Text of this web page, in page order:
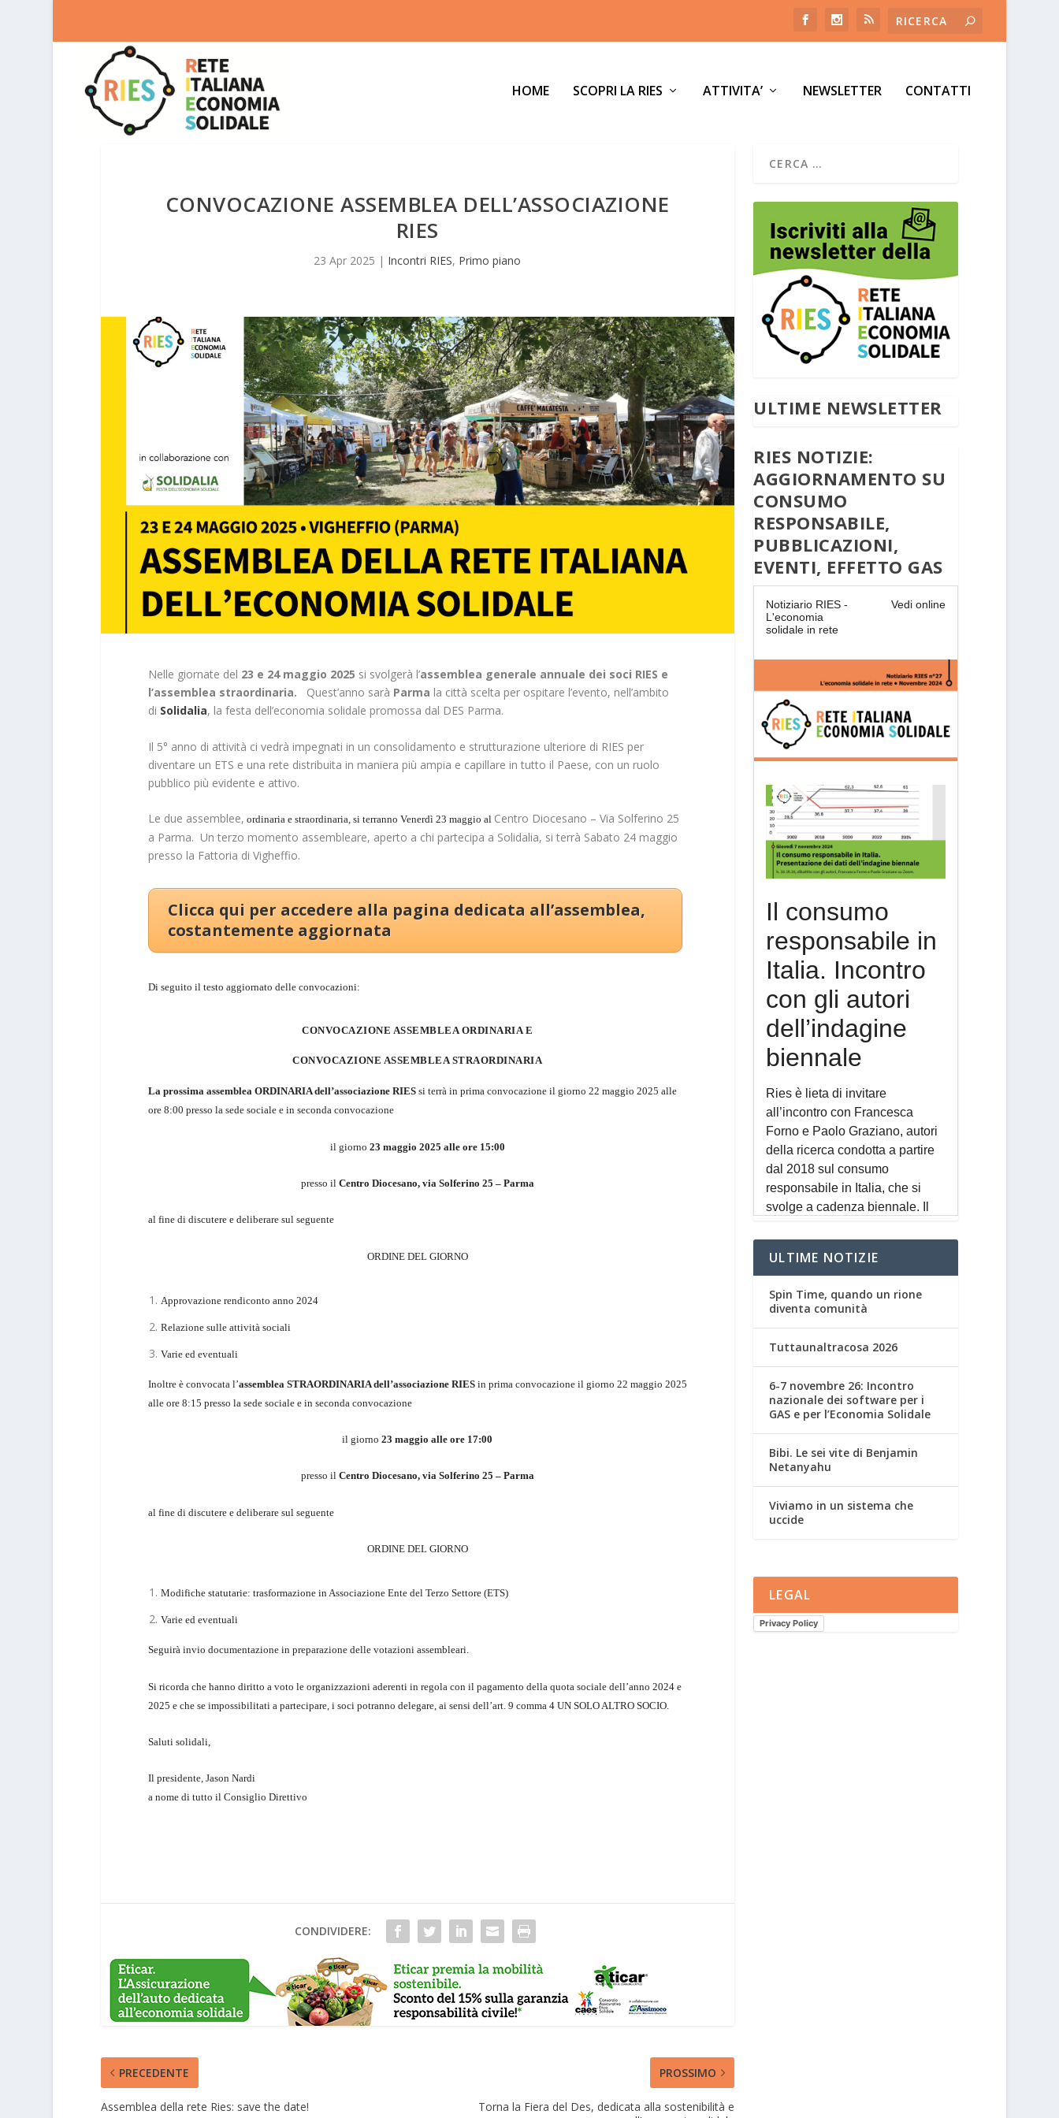
HOME SCOPRI LA RIES ATTIVITA’ NEWSLETTER CONTATTI
CONVOCAZIONE ASSEMBLEA DELL’ASSOCIAZIONE
RIES
23 Apr 2025 | Incontri RIES, Primo piano
Nelle giornate del 23 e 24 maggio 2025 si svolgerà l’assemblea generale annuale dei soci RIES e
l’assemblea straordinaria. Quest’anno sarà Parma la città scelta per ospitare l’evento, nell’ambito
di Solidalia, la festa dell’economia solidale promossa dal DES Parma.
Il 5° anno di attività ci vedrà impegnati in un consolidamento e strutturazione ulteriore di RIES per
diventare un ETS e una rete distribuita in maniera più ampia e capillare in tutto il Paese, con un ruolo
pubblico più evidente e attivo.
Le due assemblee, ordinaria e straordinaria, si terranno Venerdì 23 maggio al Centro Diocesano – Via Solferino 25
a Parma. Un terzo momento assembleare, aperto a chi partecipa a Solidalia, si terrà Sabato 24 maggio
presso la Fattoria di Vigheffio.
Clicca qui per accedere alla pagina dedicata all’assemblea,
costantemente aggiornata
Di seguito il testo aggiornato delle convocazioni:
CONVOCAZIONE ASSEMBLEA ORDINARIA E
CONVOCAZIONE ASSEMBLEA STRAORDINARIA
La prossima assemblea ORDINARIA dell’associazione RIESsi terrà in prima convocazione il giorno 22 maggio 2025 alle
ore 8:00 presso la sede sociale ein seconda convocazione
il giorno 23 maggio 2025 alle ore 15:00
presso il Centro Diocesano, via Solferino 25 – Parma
al fine di discutere e deliberare sul seguente
ORDINE DEL GIORNO
Approvazione rendiconto anno 2024
Relazione sulle attività sociali
Varie ed eventuali
Inoltre è convocata l’assemblea STRAORDINARIA dell’associazione RIES in prima convocazione il giorno 22 maggio 2025
alle ore 8:15 presso la sede sociale e in seconda convocazione
il giorno23 maggio alle ore 17:00
presso il Centro Diocesano, via Solferino 25 – Parma
al fine di discutere e deliberare sul seguente
ORDINE DEL GIORNO
Modifiche statutarie: trasformazione in Associazione Ente del Terzo Settore (ETS)
Varie ed eventuali
Seguirà invio documentazione in preparazione delle votazioni assembleari.
Si ricorda che hanno diritto a voto le organizzazioni aderenti in regola con il pagamento della quota sociale dell’anno 2024 e
2025 e che se impossibilitati a partecipare, i soci potranno delegare, ai sensi dell’art. 9 comma 4 UN SOLO ALTRO SOCIO.
Saluti solidali,
Il presidente, Jason Nardi
a nome di tutto il Consiglio Direttivo
CONDIVIDERE:
PRECEDENTE
Assemblea della rete Ries: save the date!
PROSSIMO
Torna la Fiera del Des, dedicata alla sostenibilità e
ULTIME NEWSLETTER
RIES NOTIZIE:
AGGIORNAMENTO SU
CONSUMO
RESPONSABILE,
PUBBLICAZIONI,
EVENTI, EFFETTO GAS
ULTIME NOTIZIE
Spin Time, quando un rione
diventa comunità
Tuttaunaltracosa 2026
6-7 novembre 26: Incontro
nazionale dei software per i
GAS e per l’Economia Solidale
Bibi. Le sei vite di Benjamin
Netanyahu
Viviamo in un sistema che
uccide
LEGAL
Privacy Policy